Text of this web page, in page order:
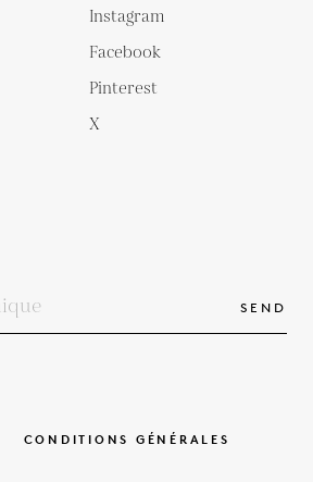
Instagram
Facebook
Pinterest
X
SEND
CONDITIONS GÉNÉRALES